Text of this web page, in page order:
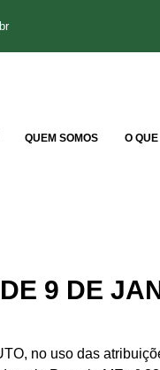
QUEM SOMOS O
9 DE
no uso das